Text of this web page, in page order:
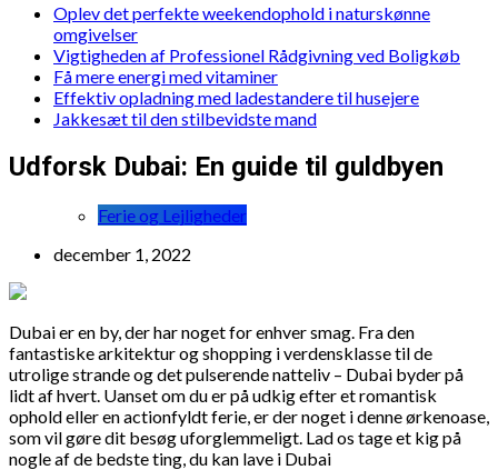
Oplev det perfekte weekendophold i naturskønne
omgivelser
Vigtigheden af Professionel Rådgivning ved Boligkøb
Få mere energi med vitaminer
Effektiv opladning med ladestandere til husejere
Jakkesæt til den stilbevidste mand
Udforsk Dubai: En guide til guldbyen
Ferie og Lejligheder
december 1, 2022
Dubai er en by, der har noget for enhver smag. Fra den
fantastiske arkitektur og shopping i verdensklasse til de
utrolige strande og det pulserende natteliv – Dubai byder på
lidt af hvert. Uanset om du er på udkig efter et romantisk
ophold eller en actionfyldt ferie, er der noget i denne ørkenoase,
som vil gøre dit besøg uforglemmeligt. Lad os tage et kig på
nogle af de bedste ting, du kan lave i Dubai